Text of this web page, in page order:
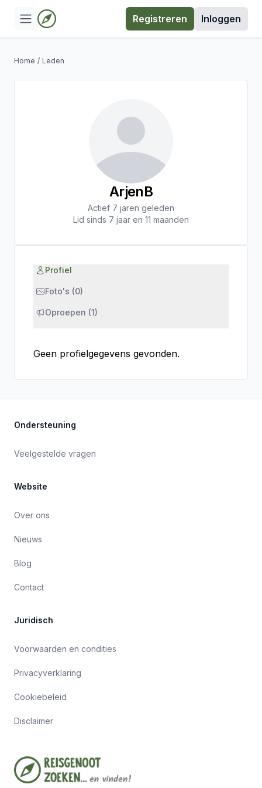
Registreren Inloggen
Home / Leden
ArjenB
Actief 7 jaren geleden
Lid sinds 7 jaar en 11 maanden
Profiel
Foto's (0)
Oproepen (1)
Geen profielgegevens gevonden.
Ondersteuning
Veelgestelde vragen
Website
Over ons
Nieuws
Blog
Contact
Juridisch
Voorwaarden en condities
Privacyverklaring
Cookiebeleid
Disclaimer